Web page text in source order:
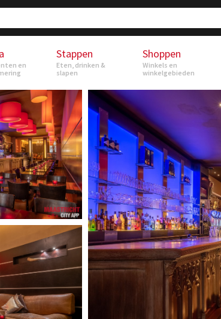
en
Stappen
Eten, drinken &
slapen
Shoppen
Winkels en
winkelgebieden